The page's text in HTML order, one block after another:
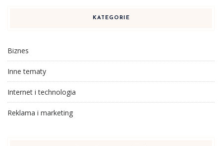
KATEGORIE
Biznes
Inne tematy
Internet i technologia
Reklama i marketing